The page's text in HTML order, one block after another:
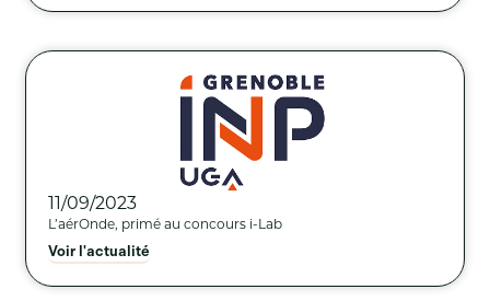
11/09/2023
L’aérOnde, primé au concours i-Lab
Voir l'actualité